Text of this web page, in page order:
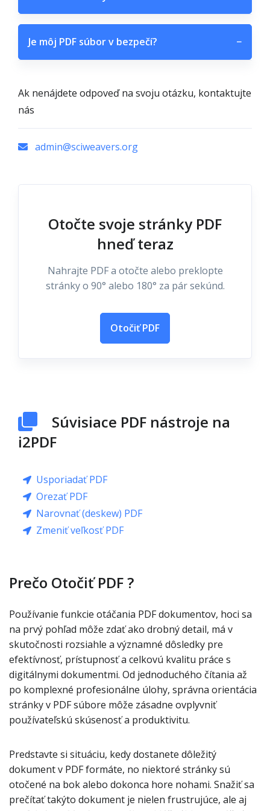
Je môj PDF súbor v bezpečí? −
Ak nenájdete odpoveď na svoju otázku, kontaktujte
nás
admin@sciweavers.org
Otočte svoje stránky PDF
hneď teraz
Nahrajte PDF a otočte alebo preklopte
stránky o 90° alebo 180° za pár sekúnd.
Otočiť PDF
Súvisiace PDF nástroje na
i2PDF
Usporiadať PDF
Orezať PDF
Narovnať (deskew) PDF
Zmeniť veľkosť PDF
Prečo Otočiť PDF ?
Používanie funkcie otáčania PDF dokumentov, hoci sa
na prvý pohľad môže zdať ako drobný detail, má v
skutočnosti rozsiahle a významné dôsledky pre
efektívnosť, prístupnosť a celkovú kvalitu práce s
digitálnymi dokumentmi. Od jednoduchého čítania až
po komplexné profesionálne úlohy, správna orientácia
stránky v PDF súbore môže zásadne ovplyvniť
používateľskú skúsenosť a produktivitu.
Predstavte si situáciu, kedy dostanete dôležitý
dokument v PDF formáte, no niektoré stránky sú
otočené na bok alebo dokonca hore nohami. Snažiť sa
prečítať takýto dokument je nielen frustrujúce, ale aj